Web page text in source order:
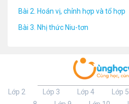
Bài 2. Hoán vị, chỉnh hợp và tổ hợp
Bài 3. Nhị thức Niu-tơn
Lớp 2 Lớp 3 Lớp 4 Lớp 5